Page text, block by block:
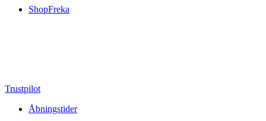
ShopFreka
Trustpilot
Åbningstider